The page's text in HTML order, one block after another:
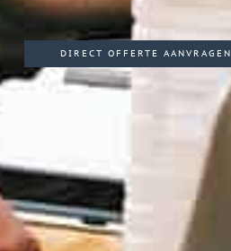
DIRECT OFFERTE AANVRAGEN